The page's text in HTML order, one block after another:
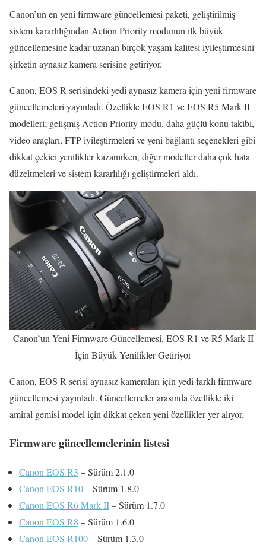
Canon’un en yeni firmware güncellemesi paketi, geliştirilmiş
sistem kararlılığından Action Priority modunun ilk büyük
güncellemesine kadar uzanan birçok yaşam kalitesi iyileştirmesini
şirketin aynasız kamera serisine getiriyor.
Canon, EOS R serisindeki yedi aynasız kamera için yeni firmware
güncellemeleri yayınladı. Özellikle EOS R1 ve EOS R5 Mark II
modelleri; gelişmiş Action Priority modu, daha güçlü konu takibi,
video araçları, FTP iyileştirmeleri ve yeni bağlantı seçenekleri gibi
dikkat çekici yenilikler kazanırken, diğer modeller daha çok hata
düzeltmeleri ve sistem kararlılığı geliştirmeleri aldı.
Canon’un Yeni Firmware Güncellemesi, EOS R1 ve R5 Mark II
İçin Büyük Yenilikler Getiriyor
Canon, EOS R serisi aynasız kameraları için yedi farklı firmware
güncellemesi yayınladı. Güncellemeler arasında özellikle iki
amiral gemisi model için dikkat çeken yeni özellikler yer alıyor.
Firmware güncellemelerinin listesi
Canon EOS R3 – Sürüm 2.1.0
Canon EOS R10– Sürüm 1.8.0
Canon EOS R6 Mark II– Sürüm 1.7.0
Canon EOS R8 – Sürüm 1.6.0
Canon EOS R100– Sürüm 1.3.0